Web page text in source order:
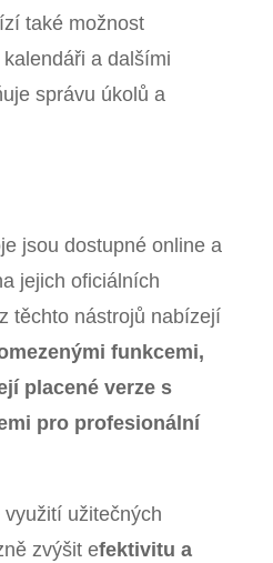
také možnost
a dalšími
správu úkolů a
jsou dostupné online a
jejich oficiálních
těchto nástrojů nabízejí
funkcemi,
placené verze s
pro profesionální
užitečných
zvýšit efektivitu a